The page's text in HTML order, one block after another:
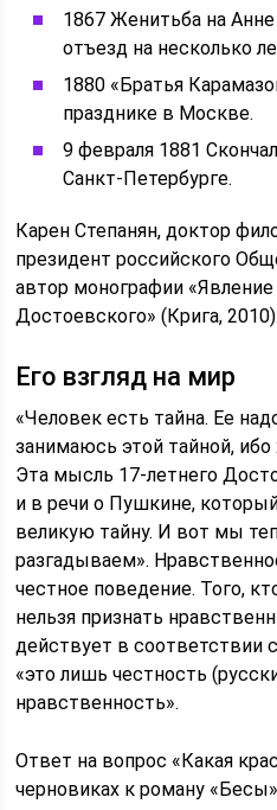
1867 Женитьба на
отъезд на несколько
1880 «Братья
празднике в Москве.
9 февраля 1881
Санкт-Петербурге.
Карен Степанян, доктор
президент российского
автор монографии
Достоевского» (Крига, 2010).
Его взгляд на мир
«Человек есть тайна. Ее
занимаюсь этой тайной,
Эта мысль 17-летнего
и в речи о Пушкине,
великую тайну. И вот мы
разгадываем».
честное поведение. Того,
нельзя признать
действует в соответствии
«это лишь честность
нравственность».
Ответ на вопрос «Какая
черновиках к роману